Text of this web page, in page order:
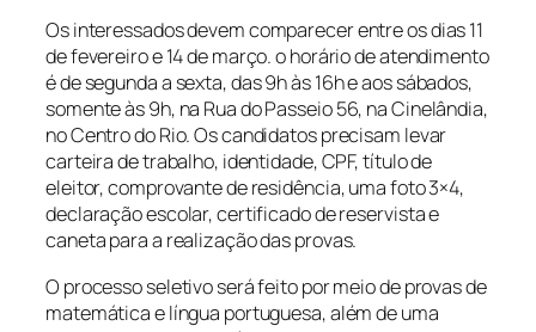
Os interessados devem comparecer entre os dias 11
de fevereiro e 14 de março. o horário de atendimento
é de segunda a sexta, das 9h às 16h e aos sábados,
somente às 9h, na Rua do Passeio 56, na Cinelândia,
no Centro do Rio. Os candidatos precisam levar
carteira de trabalho, identidade, CPF, título de
eleitor, comprovante de residência, uma foto 3×4,
declaração escolar, certificado de reservista e
caneta para a realização das provas.
O processo seletivo será feito por meio de provas de
matemática e língua portuguesa, além de uma